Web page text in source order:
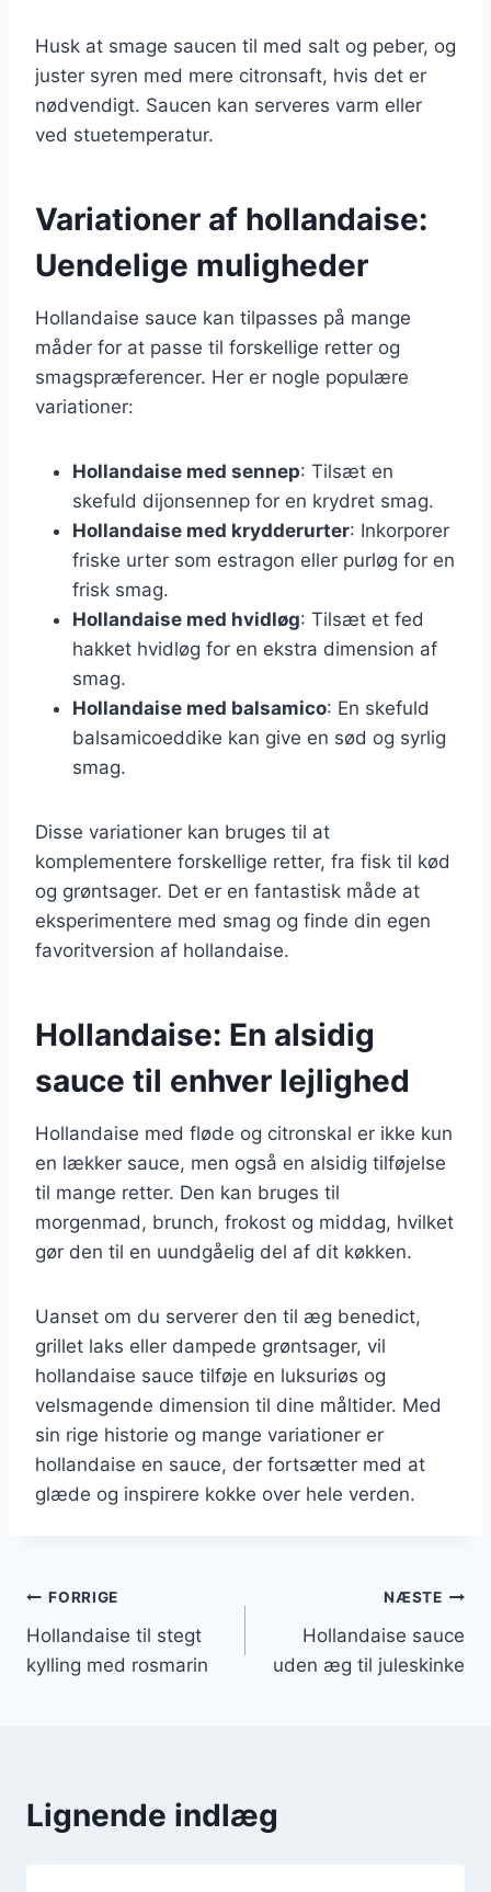
Husk at smage saucen til med salt og peber, og
juster syren med mere citronsaft, hvis det er
nødvendigt. Saucen kan serveres varm eller
ved stuetemperatur.
Variationer af hollandaise:
Uendelige muligheder
Hollandaise sauce kan tilpasses på mange
måder for at passe til forskellige retter og
smagspræferencer. Her er nogle populære
variationer:
Hollandaise med sennep: Tilsæt en
skefuld dijonsennep for en krydret smag.
Hollandaise med krydderurter: Inkorporer
friske urter som estragon eller purløg for en
frisk smag.
Hollandaise med hvidløg: Tilsæt et fed
hakket hvidløg for en ekstra dimension af
smag.
Hollandaise med balsamico: En skefuld
balsamicoeddike kan give en sød og syrlig
smag.
Disse variationer kan bruges til at
komplementere forskellige retter, fra fisk til kød
og grøntsager. Det er en fantastisk måde at
eksperimentere med smag og finde din egen
favoritversion af hollandaise.
Hollandaise: En alsidig
sauce til enhver lejlighed
Hollandaise med fløde og citronskal er ikke kun
en lækker sauce, men også en alsidig tilføjelse
til mange retter. Den kan bruges til
morgenmad, brunch, frokost og middag, hvilket
gør den til en uundgåelig del af dit køkken.
Uanset om du serverer den til æg benedict,
grillet laks eller dampede grøntsager, vil
hollandaise sauce tilføje en luksuriøs og
velsmagende dimension til dine måltider. Med
sin rige historie og mange variationer er
hollandaise en sauce, der fortsætter med at
glæde og inspirere kokke over hele verden.
Indlægsnavigation
FORRIGE
Hollandaise til stegt
kylling med rosmarin
NÆSTE
Hollandaise sauce
uden æg til juleskinke
Lignende indlæg